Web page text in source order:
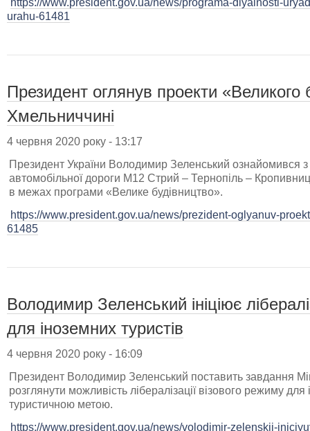
urahu-61481
Президент оглянув проекти «Великого
Хмельниччині
4 червня 2020 року - 13:17
Президент України Володимир Зеленський ознайомився з
автомобільної дороги М12 Стрий – Тернопіль –
в межах програми «Велике будівництво».
https://www.president.gov.ua/news/prezident-oglyanuv-
61485
Володимир Зеленський ініціює
для іноземних туристів
4 червня 2020 року - 16:09
Президент Володимир Зеленський поставить завдання
розглянути можливість лібералізації візового режиму для
туристичною метою.
https://www.president.gov.ua/news/volodimir-zelenskij-